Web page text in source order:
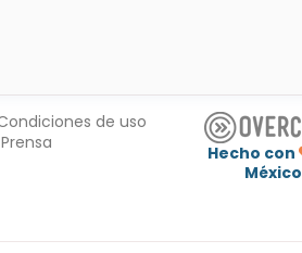
de uso
Hecho con
México